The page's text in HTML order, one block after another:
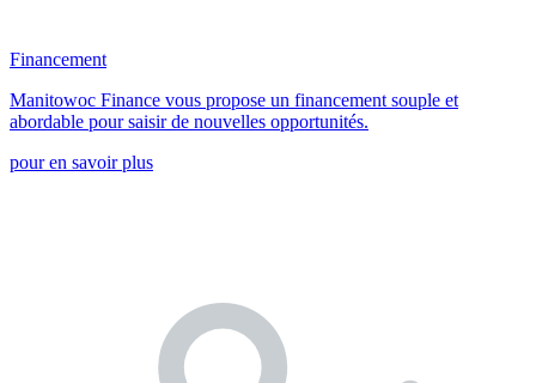
Financement
Manitowoc Finance vous propose un financement souple et
abordable pour saisir de nouvelles opportunités.
pour en savoir plus